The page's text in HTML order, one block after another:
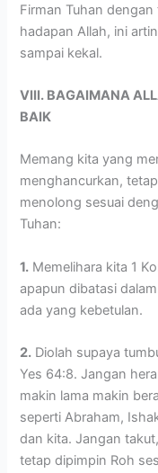
Firman Tuhan
hadapan Allah, ini
sampai kekal.
VIII. BAGAIMANA
BAIK
Memang kita yang
menghancurkan,
menolong sesuai
Tuhan:
1. Memelihara kita 1
apapun dibatasi
ada yang kebetulan.
2. Diolah supaya
Yes 64:8. Jangan
makin lama makin
seperti Abraham,
dan kita. Jangan
tetap dipimpin Roh